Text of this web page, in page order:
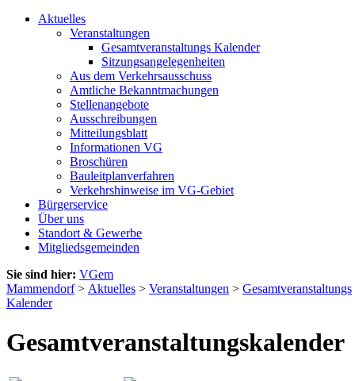
Aktuelles
Veranstaltungen
Gesamtveranstaltungs Kalender
Sitzungsangelegenheiten
Aus dem Verkehrsausschuss
Amtliche Bekanntmachungen
Stellenangebote
Ausschreibungen
Mitteilungsblatt
Informationen VG
Broschüren
Bauleitplanverfahren
Verkehrshinweise im VG-Gebiet
Bürgerservice
Über uns
Standort & Gewerbe
Mitgliedsgemeinden
Sie sind hier: VGem
Mammendorf> Aktuelles > Veranstaltungen > Gesamtveranstaltungs
Kalender
Gesamtveranstaltungskalender